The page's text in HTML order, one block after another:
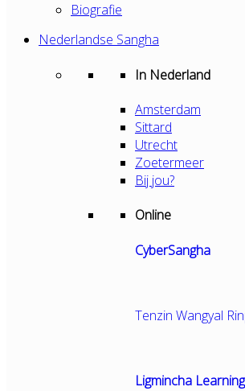
Biografie
Nederlandse Sangha
In Nederland
Amsterdam
Sittard
Utrecht
Zoetermeer
Bij jou?
Online
CyberSangha
Tenzin Wangyal
Ligmincha Learning